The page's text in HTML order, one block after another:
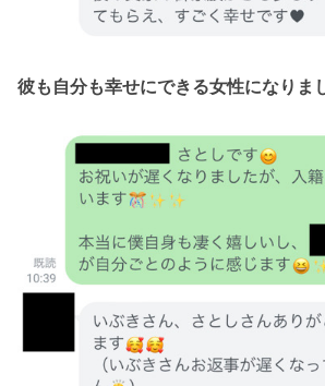
彼も自分も幸せにできる女性になりま